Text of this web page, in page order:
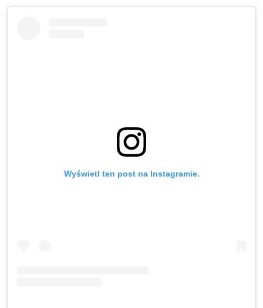
Wyświetl ten post na Instagramie.